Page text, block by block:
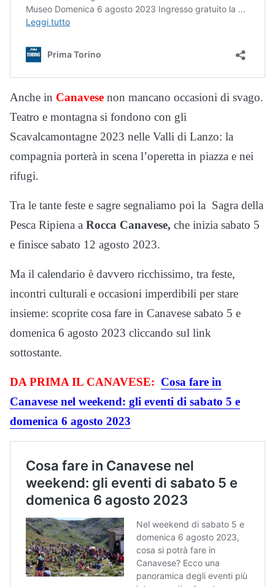
Anche in Canavese non mancano occasioni di svago.
Teatro e montagna si fondono con gli
Scavalcamontagne 2023 nelle Valli di Lanzo: la
compagnia porterà in scena l’operetta in piazza e nei
rifugi.
Tra le tante feste e sagre segnaliamo poi la Sagra della
Pesca Ripiena a Rocca Canavese, che inizia sabato 5
e finisce sabato 12 agosto 2023.
Ma il calendario è davvero ricchissimo, tra feste,
incontri culturali e occasioni imperdibili per stare
insieme: scoprite cosa fare in Canavese sabato 5 e
domenica 6 agosto 2023 cliccando sul link
sottostante.
DA PRIMA IL CANAVESE: Cosa fare in
Canavese nel weekend: gli eventi di sabato 5 e
domenica 6 agosto 2023